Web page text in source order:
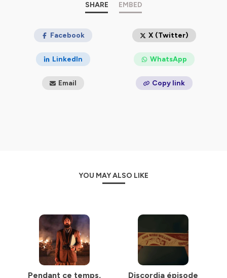
SHARE EMBED
Facebook X (Twitter)
LinkedIn WhatsApp
Email Copy link
YOU MAY ALSO LIKE
Pendant ce temps, Discordia épisode